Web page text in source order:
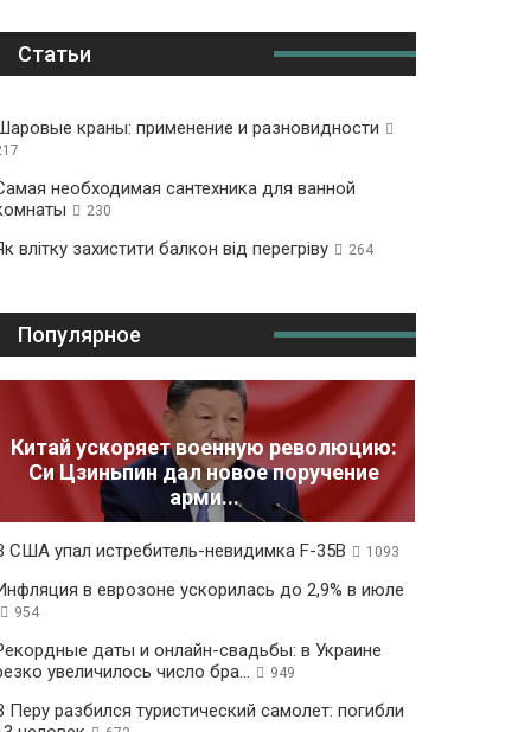
Статьи
краны: применение и разновидности
необходимая сантехника для ванной
230
влітку захистити балкон від перегріву 264
Популярное
Китай ускоряет военную революцию:
Си Цзиньпин дал новое поручение
арми...
США упал истребитель-невидимка F-35B 1093
в еврозоне ускорилась до 2,9% в июле
954
даты и онлайн-свадьбы: в Украине
увеличилось число бра...
949
Перу разбился туристический самолет: погибли